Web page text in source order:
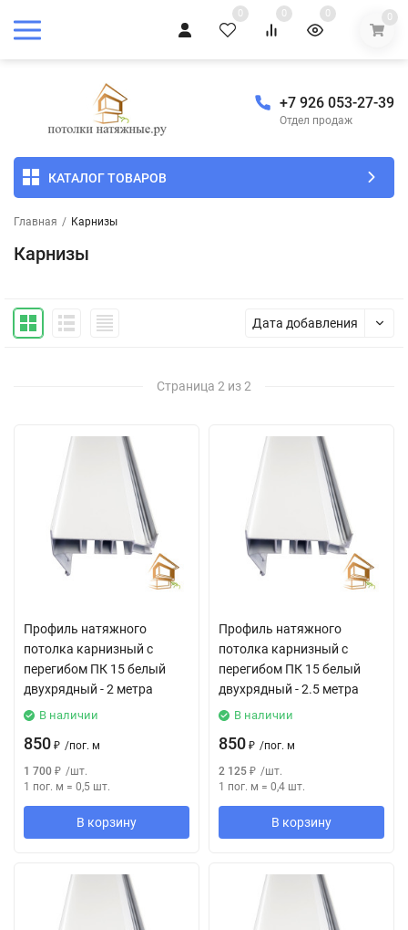
0 0 0 0
+7 926 053-27-39
Отдел продаж
КАТАЛОГ ТОВАРОВ
Главная / Карнизы
Карнизы
Дата добавления
Страница 2 из 2
Профиль натяжного
потолка карнизный с
перегибом ПК 15 белый
двухрядный - 2 метра
В наличии
850 ₽ /пог. м
1 700 ₽ /шт.
1 пог. м = 0,5 шт.
В корзину
Профиль натяжного
потолка карнизный с
перегибом ПК 15 белый
двухрядный - 2.5 метра
В наличии
850 ₽ /пог. м
2 125 ₽ /шт.
1 пог. м = 0,4 шт.
В корзину